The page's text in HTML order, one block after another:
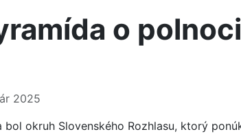
o
2025
bol okruh Slovenského Rozhlasu, ktorý